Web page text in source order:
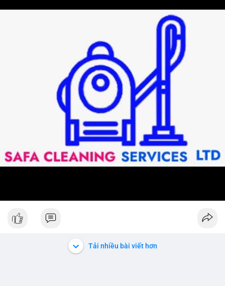
Tải nhiều bài viết hơn